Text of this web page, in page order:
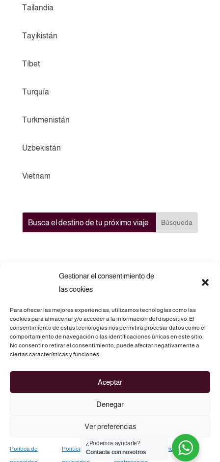
Gestionar el consentimiento de
las cookies
Para ofrecer las mejores experiencias, utilizamos tecnologías como las
cookies para almacenar y/o acceder a la información del dispositivo. El
consentimiento de estas tecnologías nos permitirá procesar datos como el
comportamiento de navegación o las identificaciones únicas en este sitio.
No consentir o retirar el consentimiento, puede afectar negativamente a
ciertas características y funciones.
Aceptar
Denegar
Ver preferencias
Política de
Política de
Términos y condiciones de
Tailandia
Tayikistán
Tíbet
Turquía
Turkmenistán
Uzbekistán
Vietnam
Telf.: 675 69 73 28
C/. Atz, 3 - 03290 ELCHE (Alicante)
info@routesofasia.com
¿Podemos ayudarte?
Contacta con nosotros